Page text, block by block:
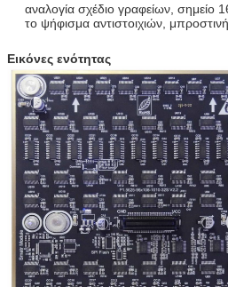
Περιβάλλον
χρήσης
Θερμοκρασία
εργασίας (°C)
Υγρασία
αποθήκευσης
(RH)
Διάρκεια ζωής (Χ)
αναλογία σχέδιο γραφείων, σημείο
το ψήφισμα αντιστοιχιών,
Εικόνες ενότητας